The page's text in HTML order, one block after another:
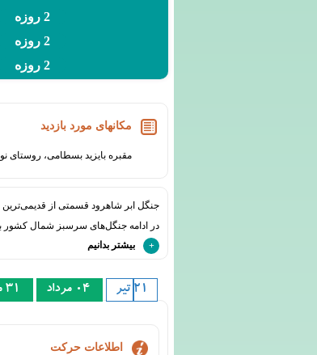
2 روزه
2 روزه
2 روزه
مکانهای مورد بازدید
مقبره بایزید بسطامی، روستای
در ادامه جنگل‌های سرسبز شمال کشور به
بیشتر بدانیم
21 تیر
اطلاعات حرکت